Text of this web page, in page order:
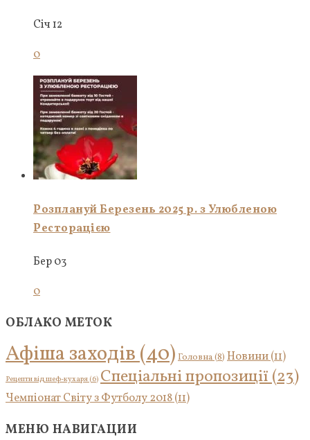
Січ 12
0
Розплануй Березень 2025 р. з Улюбленою
Ресторацією
Бер 03
0
ОБЛАКО МЕТОК
Афіша заходів(40) Головна(8) Новини(11)
Рецепти від шеф-кухаря(6) Спеціальні пропозиції(23)
Чемпіонат Світу з Футболу 2018(11)
МЕНЮ НАВИГАЦИИ